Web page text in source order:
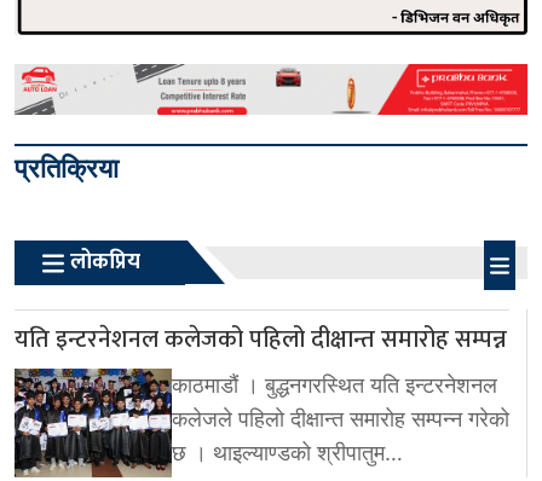
प्रतिक्रिया
लोकप्रिय
यति इन्टरनेशनल कलेजको पहिलो दीक्षान्त समारोह सम्पन्न
काठमाडौं । बुद्धनगरस्थित यति इन्टरनेशनल
कलेजले पहिलो दीक्षान्त समारोह सम्पन्न गरेको
छ । थाइल्याण्डको श्रीपातुम…